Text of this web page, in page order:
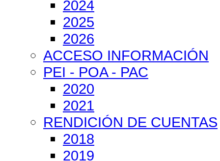
2024
2025
2026
ACCESO INFORMACIÓN
PEI - POA - PAC
2020
2021
RENDICIÓN DE CUENTAS
2018
2019